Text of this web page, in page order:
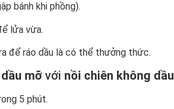
bánh khi phồng).
lửa vừa.
để ráo dầu là có thể thưởng thức.
mỡ với nồi chiên không dầu
5 phút.